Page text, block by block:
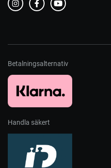
Betalningsalternativ
Handla säkert